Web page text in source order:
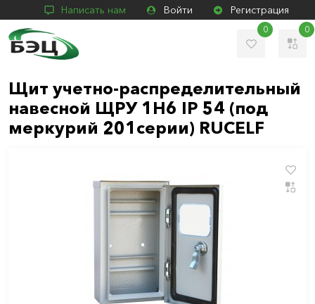
Написать нам Войти Регистрация
0 0
Щит учетно-распределительный
навесной ЩРУ 1Н6 IP 54 (под
меркурий 201серии) RUCELF